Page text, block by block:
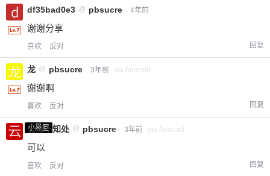
df35bad0e3 @ pbsucre 4年前
谢谢分享
喜欢 反对 回复
龙 @ pbsucre 3年前 via Android
谢谢啊
喜欢 反对 回复
小黑屋
云深不知处 @ pbsucre 3年前 via Android
可以
喜欢 反对 回复